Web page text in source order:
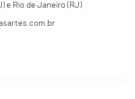
e Rio de Janeiro (RJ)